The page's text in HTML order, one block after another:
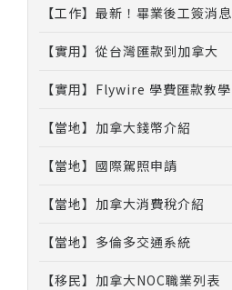
【工作】最新！畢業後工簽消息
【實用】從台灣匯款到加拿大
【實用】Flywire 學費匯款教學
【當地】加拿大錢幣介紹
【當地】國際駕照申請
【當地】加拿大消費稅介紹
【當地】多倫多交通系統
【移民】加拿大NOC職業列表